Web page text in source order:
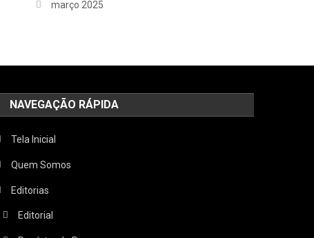
março 2025
NAVEGAÇÃO RÁPIDA
Tela Inicial
Quem Somos
Editorias
Editorial